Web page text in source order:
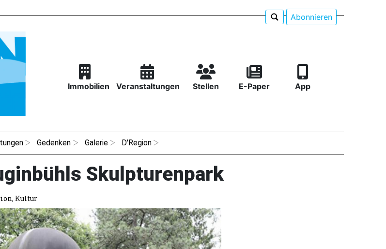
Abonnieren
Immobilien Veranstaltungen Stellen E-Paper App
Gedenken Galerie D'Region
Skulpturenpark
, Kultur